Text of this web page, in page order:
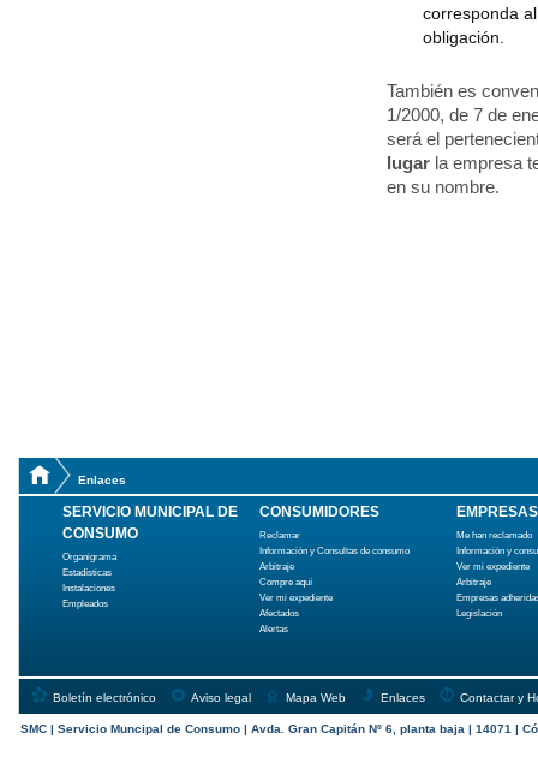
corresponda
obligación.
También es
1/2000, de 7 de
será el
lugar la empresa
en su nombre.
Enlaces
SERVICIO MUNICIPAL DE
CONSUMO
Organigrama
Estadísticas
Instalaciones
Empleados
CONSUMIDORES
Reclamar
Información y Consultas de consumo
Arbitraje
Compre aquí
Ver mi expediente
Afectados
Alertas
EMPRESAS
Me han reclamado
Información y
Ver mi expediente
Arbitraje
Empresas
Legislación
Boletín electrónico Aviso legal Mapa Web Enlaces Contactar y
SMC | Servicio Muncipal de Consumo | Avda. Gran Capitán Nº 6, planta baja | 14071 |